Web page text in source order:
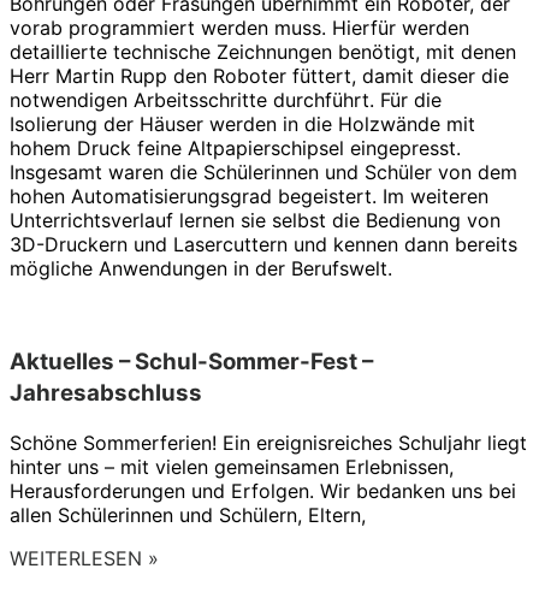
vorab programmiert werden muss. Hierfür werden
detaillierte technische Zeichnungen benötigt, mit denen
Herr Martin Rupp den Roboter füttert, damit dieser die
notwendigen Arbeitsschritte durchführt. Für die
Isolierung der Häuser werden in die Holzwände mit
hohem Druck feine Altpapierschipsel eingepresst.
Insgesamt waren die Schülerinnen und Schüler von dem
hohen Automatisierungsgrad begeistert. Im weiteren
Unterrichtsverlauf lernen sie selbst die Bedienung von
3D-Druckern und Lasercuttern und kennen dann bereits
mögliche Anwendungen in der Berufswelt.
Aktuelles – Schul-Sommer-Fest –
Jahresabschluss
Schöne Sommerferien! Ein ereignisreiches Schuljahr liegt
hinter uns – mit vielen gemeinsamen Erlebnissen,
Herausforderungen und Erfolgen. Wir bedanken uns bei
allen Schülerinnen und Schülern, Eltern,
WEITERLESEN »